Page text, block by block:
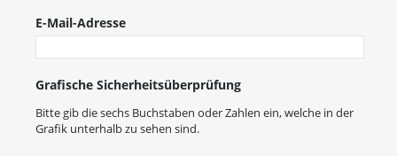
E-Mail-Adresse
Grafische Sicherheitsüberprüfung
Bitte gib die sechs Buchstaben oder Zahlen ein, welche in der
Grafik unterhalb zu sehen sind.